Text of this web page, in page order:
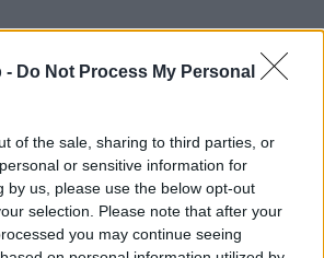
- Do Not Process My Personal
of the sale, sharing to third parties, or
or sensitive information for
by us, please use the below opt-out
selection. Please note that after your
you may continue seeing